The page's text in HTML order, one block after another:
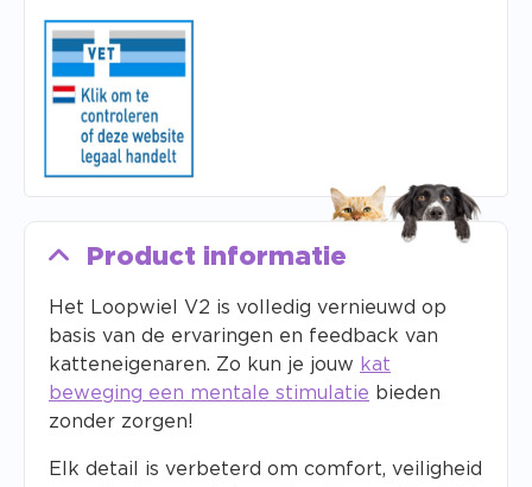
Product informatie
Het Loopwiel V2 is volledig vernieuwd op
basis van de ervaringen en feedback van
katteneigenaren. Zo kun je jouw kat
beweging een mentale stimulatie bieden
zonder zorgen!
Elk detail is verbeterd om comfort, veiligheid